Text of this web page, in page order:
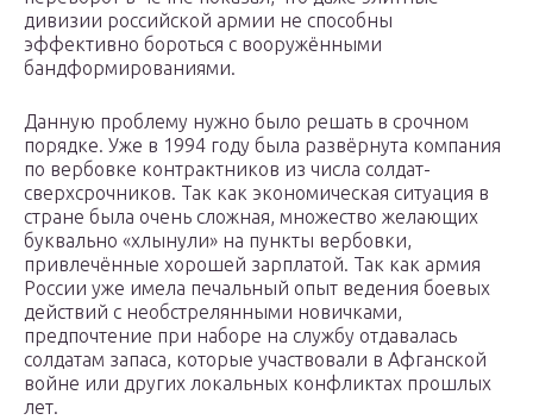
дивизии российской армии не способны
эффективно бороться с вооружёнными
бандформированиями.
Данную проблему нужно было решать в срочном
порядке. Уже в 1994 году была развёрнута компания
по вербовке контрактников из числа солдат-
сверхсрочников. Так как экономическая ситуация в
стране была очень сложная, множество желающих
буквально «хлынули» на пункты вербовки,
привлечённые хорошей зарплатой. Так как армия
России уже имела печальный опыт ведения боевых
действий с необстрелянными новичками,
предпочтение при наборе на службу отдавалась
солдатам запаса, которые участвовали в Афганской
войне или других локальных конфликтах прошлых
лет.